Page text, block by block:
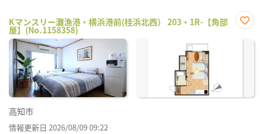
Kマンスリー灘漁港・横浜港前(桂浜北西） 203・1R-【角部
屋】(No.1158358)
に入
高知市
情報更新日 2026/08/09 09:22